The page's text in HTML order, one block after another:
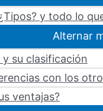
y todo lo
Alternar
su clasificación
con los
ventajas?